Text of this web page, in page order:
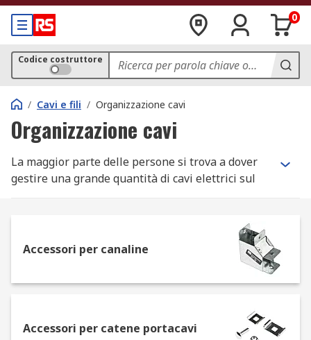
0
Codice costruttore
/ Cavi e fili / Organizzazione cavi
Organizzazione cavi
La maggior parte delle persone si trova a dover
gestire una grande quantità di cavi elettrici sul
In genere questo comporta un vero e proprio
Il catalogo RS online dispone di ampia gamma di
Accessori per canaline
Accessori per catene portacavi